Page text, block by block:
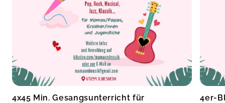
4x45 Min. Gesangsunterricht für
4er-